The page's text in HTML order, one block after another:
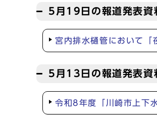
5月19日の報道発表資
宮内排水樋管において「
5月13日の報道発表資
令和8年度「川崎市上下